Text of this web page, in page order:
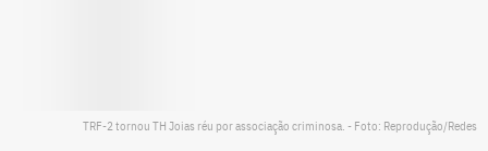
TRF-2 tornou TH Joias réu por associação criminosa. - Foto: Reprodução/Redes